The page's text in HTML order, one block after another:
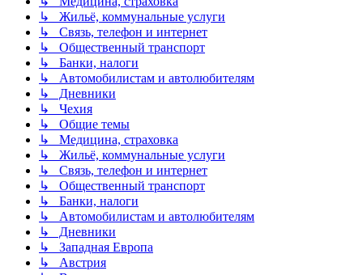
↳ Жильё, коммунальные услуги
↳ Связь, телефон и интернет
↳ Общественный транспорт
↳ Банки, налоги
↳ Автомобилистам и автолюбителям
↳ Дневники
↳ Чехия
↳ Общие темы
↳ Медицина, страховка
↳ Жильё, коммунальные услуги
↳ Связь, телефон и интернет
↳ Общественный транспорт
↳ Банки, налоги
↳ Автомобилистам и автолюбителям
↳ Дневники
↳ Западная Европа
↳ Австрия